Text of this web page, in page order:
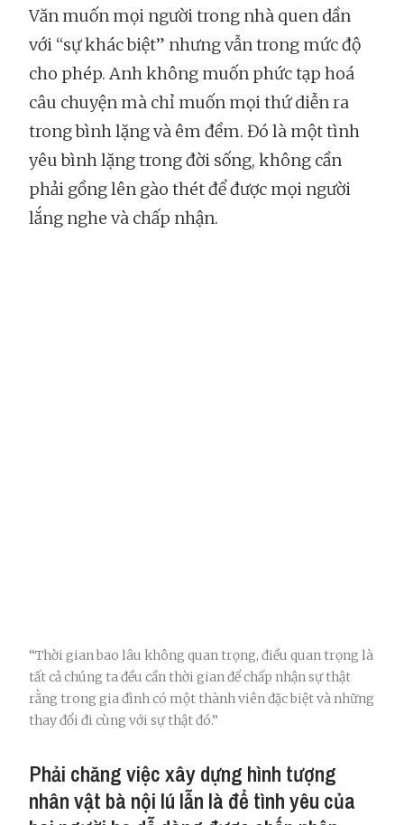
Văn muốn mọi người trong nhà quen dần
với “sự khác biệt” nhưng vẫn trong mức độ
cho phép. Anh không muốn phức tạp hoá
câu chuyện mà chỉ muốn mọi thứ diễn ra
trong bình lặng và êm đềm. Đó là một tình
yêu bình lặng trong đời sống, không cần
phải gồng lên gào thét để được mọi người
lắng nghe và chấp nhận.
“Thời gian bao lâu không quan trọng, điều quan trọng là
tất cả chúng ta đều cần thời gian để chấp nhận sự thật
rằng trong gia đình có một thành viên đặc biệt và những
thay đổi đi cùng với sự thật đó.”
Phải chăng việc xây dựng hình tượng
nhân vật bà nội lú lẫn là để tình yêu của